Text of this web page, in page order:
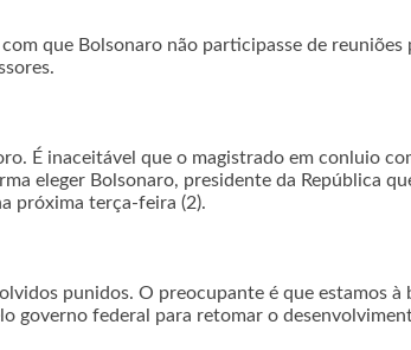
que Bolsonaro não participasse de
É inaceitável que o magistrado em conluio
eleger Bolsonaro, presidente da República
próxima terça-feira (2).
punidos. O preocupante é que estamos
governo federal para retomar o